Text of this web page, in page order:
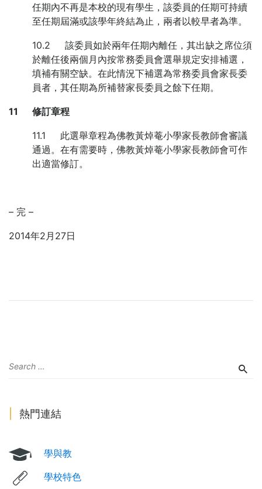
任期內不再是本校的現有學生，該委員的任期可持續
至任期屆滿或該學年終結為止，兩者以較早者為準。
10.2 該委員如於兩年任期內離任，其出缺之席位須
於離任後兩個月內按常務委員會選舉規定安排補選，
填補有關空缺。在此情況下補選為常務委員會家長委
員者，其任期為所補替家長委員之餘下任期。
11 修訂章程
11.1 此選舉章程為佛教黃焯菴小學家長教師會審議
通過。在有需要時，佛教黃焯菴小學家長教師會可作
出適當修訂。
– 完 –
2014年2月27日
熱門連結
學與教
學校特色